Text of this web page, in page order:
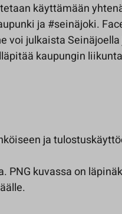
käyttämään
ja #seinäjoki.
voi julkaista
kaupungin
ja
PNG kuvassa on